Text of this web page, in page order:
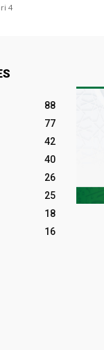
4
88
77
42
40
26
25
18
16